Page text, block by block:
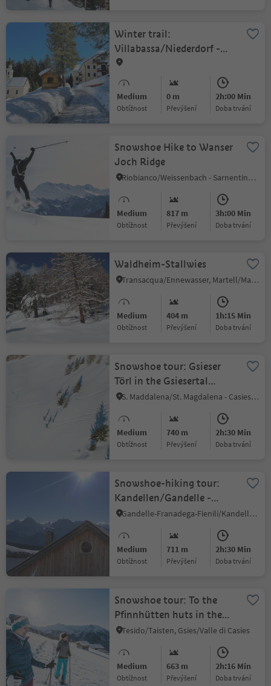
Winter trail:
Villabassa/Niederdorf -
Altschluderbach/Carbonin
Vecchia - Rienz/Rienza
Medium
Obtížnost
0 m
Převýšení
2h:00 Min
doba trvání
Snowshoe Hike to Wanser
Joch Ridge
Riobianco/Weissenbach - Sarnentino/Sarntal, St.Leonhard in Passeier/San Leonardo in Passiria, Meran/Merano and environs
Medium
Obtížnost
817 m
Převýšení
3h:00 Min
doba trvání
Waldheim-Stallwies
Transacqua/Ennewasser, Martell/Martello, Vinschgau/Val Venosta
Medium
Obtížnost
404 m
Převýšení
1h:15 Min
doba trvání
Snowshoe tour: Gsieser
Törl in the Gsiesertal
Valley (2205 m)
S. Maddalena/St. Magdalena - Casies/Gsies, Gsies/Valle di Casies
Medium
Obtížnost
740 m
Převýšení
2h:30 Min
doba trvání
Snowshoe-hiking tour:
Kandellen/Gandelle -
Bonner hut
Gandelle-Franadega-Fienili/Kandellen-Frondeigen-Stadlern, Toblach/Dobbiaco, Dolomites Region 3 Zinnen
Medium
Obtížnost
711 m
Převýšení
2h:30 Min
doba trvání
Snowshoe tour: To the
Pfinnhütten huts in the
Gsiesertal Valley (2152 m)
Tesido/Taisten, Gsies/Valle di Casies
Medium
Obtížnost
663 m
Převýšení
2h:16 Min
doba trvání